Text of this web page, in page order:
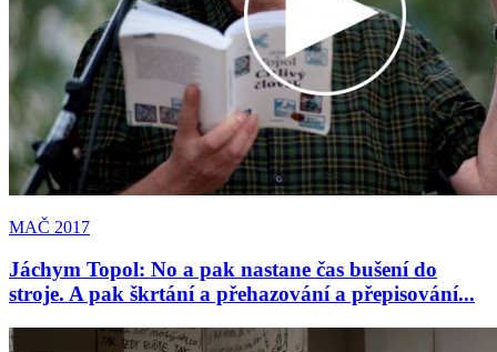
MAČ 2017
Jáchym Topol: No a pak nastane čas bušení do
stroje. A pak škrtání a přehazování a přepisování...